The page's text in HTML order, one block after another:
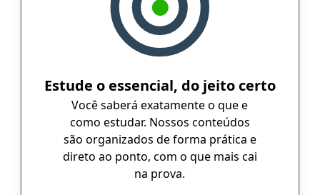
Estude o essencial, do jeito certo
Você saberá exatamente o que e
como estudar. Nossos conteúdos
são organizados de forma prática e
direto ao ponto, com o que mais cai
na prova.